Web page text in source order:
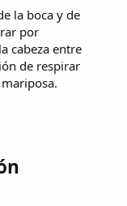
la boca y de
por
cabeza entre
de respirar